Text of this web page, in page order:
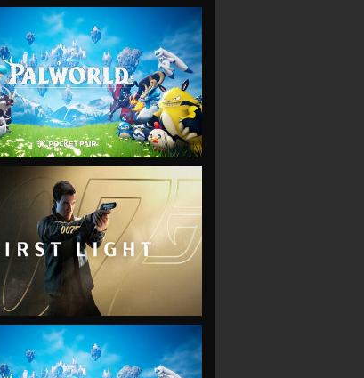
VIEW
VIEW